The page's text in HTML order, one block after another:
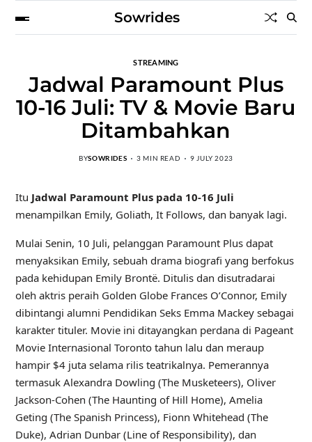
Sowrides
STREAMING
Jadwal Paramount Plus
10-16 Juli: TV & Movie Baru
Ditambahkan
BYSOWRIDES 3 MIN READ 9 JULY 2023
Itu Jadwal Paramount Plus pada 10-16 Juli
menampilkan Emily, Goliath, It Follows, dan banyak lagi.
Mulai Senin, 10 Juli, pelanggan Paramount Plus dapat
menyaksikan Emily, sebuah drama biografi yang berfokus
pada kehidupan Emily Brontë. Ditulis dan disutradarai
oleh aktris peraih Golden Globe Frances O’Connor, Emily
dibintangi alumni Pendidikan Seks Emma Mackey sebagai
karakter tituler. Movie ini ditayangkan perdana di Pageant
Movie Internasional Toronto tahun lalu dan meraup
hampir $4 juta selama rilis teatrikalnya. Pemerannya
termasuk Alexandra Dowling (The Musketeers), Oliver
Jackson-Cohen (The Haunting of Hill Home), Amelia
Geting (The Spanish Princess), Fionn Whitehead (The
Duke), Adrian Dunbar (Line of Responsibility), dan